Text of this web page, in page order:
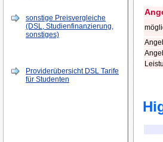
sonstige Preisvergleiche
(DSL, Studienfinanzierung,
sonstiges)
Providerübersicht DSL Tarife
für Studenten